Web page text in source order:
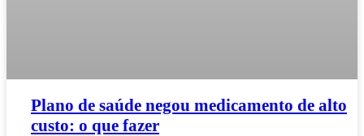
Plano de saúde negou medicamento de alto
custo: o que fazer